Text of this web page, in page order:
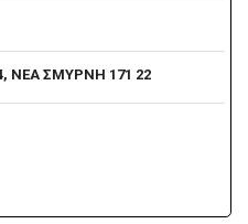
ΝΕΑ ΣΜΥΡΝΗ 171 22